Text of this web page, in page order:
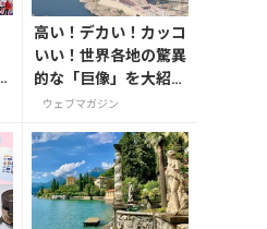
高い！デカい！カッコ
いい！世界各地の驚異
的な「巨像」を大紹
介。
ウェブマガジン